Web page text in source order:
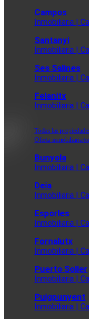
Campos
Inmobiliaria |
Santanyi
Inmobiliaria |
Ses Salines
Inmobiliaria |
Felanitx
Inmobiliaria |
Todas las
Oferta inmobiliaria
Bunyola
Inmobiliaria |
Deia
Inmobiliaria |
Esporles
Inmobiliaria |
Fornalutx
Inmobiliaria |
Puerto Soller
Inmobiliaria |
Puigpunyent
Inmobiliaria |